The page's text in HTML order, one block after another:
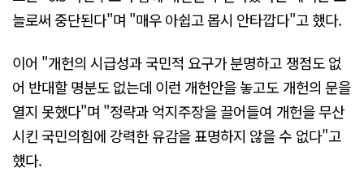
늘로써 중단된다"며 "매우 아쉽고 몹시 안타깝다"고 했다.
이어 "개헌의 시급성과 국민적 요구가 분명하고 쟁점도 없
어 반대할 명분도 없는데 이런 개헌안을 놓고도 개헌의 문을
열지 못했다"며 "정략과 억지주장을 끌어들여 개헌을 무산
시킨 국민의힘에 강력한 유감을 표명하지 않을 수 없다"고
했다.